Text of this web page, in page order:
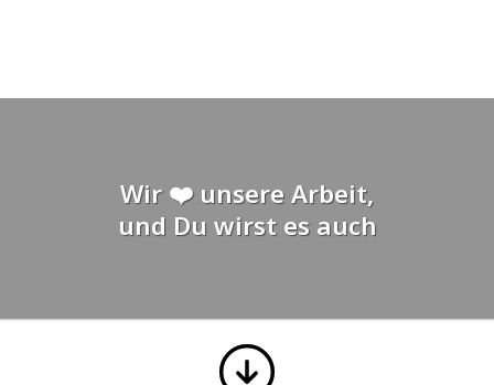
Wir ❤️ unsere Arbeit,
und Du wirst es auch